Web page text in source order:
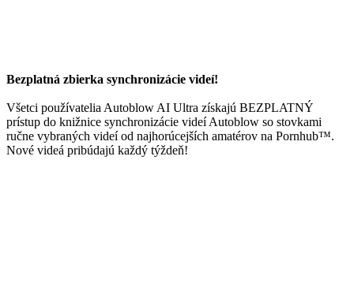
Bezplatná zbierka synchronizácie videí!
Všetci používatelia Autoblow AI Ultra získajú BEZPLATNÝ
prístup do knižnice synchronizácie videí Autoblow so stovkami
ručne vybraných videí od najhorúcejších amatérov na Pornhub™.
Nové videá pribúdajú každý týždeň!